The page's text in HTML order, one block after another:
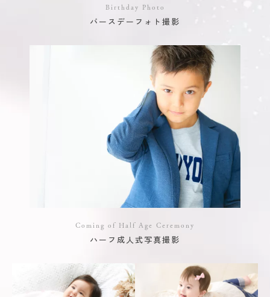
Birthday Photo
バースデーフォト撮影
Coming of Half Age Ceremony
ハーフ成人式写真撮影